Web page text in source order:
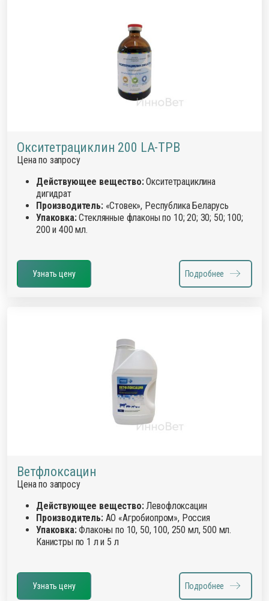
Окситетрациклин 200 LA-ТРВ
Цена по запросу
Действующее вещество:Окситетрациклина
дигидрат
Производитель:«Стовек», Республика Беларусь
Упаковка:Стеклянные флаконы по 10; 20; 30; 50; 100;
200 и 400 мл.
Узнать цену Подробнее
Ветфлоксацин
Цена по запросу
Действующее вещество:Левофлоксацин
Производитель:АО «Агробиопром», Россия
Упаковка:Флаконы по 10, 50, 100, 250 мл, 500 мл.
Канистры по 1 л и 5 л
Узнать цену Подробнее